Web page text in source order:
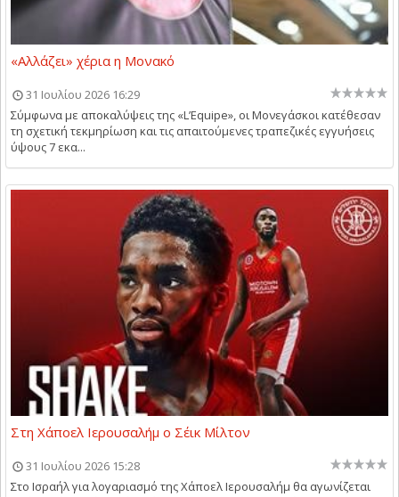
«Αλλάζει» χέρια η Μονακό
31 Ιουλίου 2026 16:29
Σύμφωνα με αποκαλύψεις της «L’Equipe», οι Μονεγάσκοι κατέθεσαν
τη σχετική τεκμηρίωση και τις απαιτούμενες τραπεζικές εγγυήσεις
ύψους 7 εκα...
Στη Χάποελ Ιερουσαλήμ ο Σέικ Μίλτον
31 Ιουλίου 2026 15:28
Στο Ισραήλ για λογαριασμό της Χάποελ Ιερουσαλήμ θα αγωνίζεται